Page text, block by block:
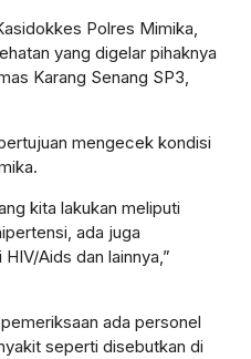
Polres Mimika,
yang digelar pihaknya
Karang Senang SP3,
mengecek kondisi
kita lakukan meliputi
ada juga
Aids dan lainnya,”
ada personel
seperti disebutkan di